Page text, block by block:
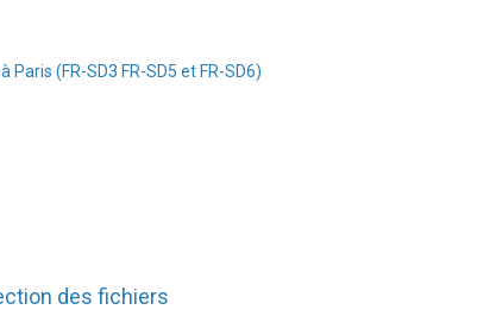
(FR-SD3 FR-SD5 et FR-SD6)
des fichiers